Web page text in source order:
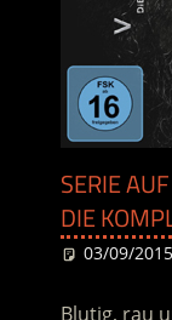
SERIE
DIE
03/09/2015
Blutig, rau